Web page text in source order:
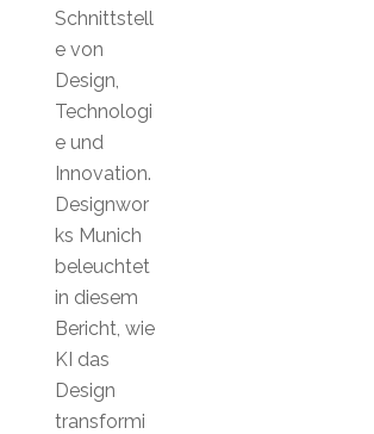
Schnittstell
e von
Design,
Technologi
e und
Innovation.
Designwor
ks Munich
beleuchtet
in diesem
Bericht, wie
KI das
Design
transformi